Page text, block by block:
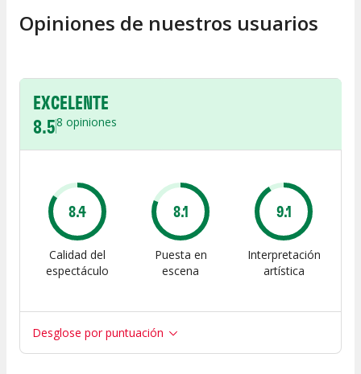
Opiniones de nuestros usuarios
EXCELENTE
8.58 opiniones
8.4
Calidad del
espectáculo
8.1
Puesta en
escena
9.1
Interpretación
artística
Desglose por puntuación